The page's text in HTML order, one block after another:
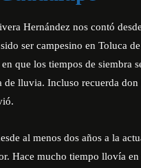
Hernández nos contó
ser campesino en Toluca de
que los tiempos de siembra
de lluvia. Incluso recuerda
al menos dos años a la
Hace mucho tiempo llovía